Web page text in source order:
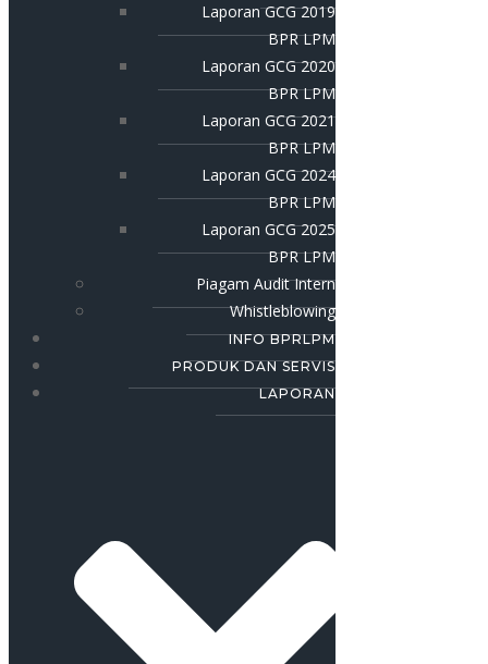
Laporan GCG 2019
BPR LPM
Laporan GCG 2020
BPR LPM
Laporan GCG 2021
BPR LPM
Laporan GCG 2024
BPR LPM
Laporan GCG 2025
BPR LPM
Piagam Audit Intern
Whistleblowing
INFO BPRLPM
PRODUK DAN SERVIS
LAPORAN